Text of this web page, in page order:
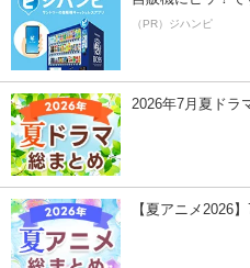
（PR）ジハンピ
2026年7月夏ドラ
【夏アニメ2026